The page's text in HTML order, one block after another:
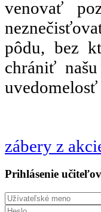
venovať
pôdu, bez
chrániť
uvedomelosť
zábery z
Prihlásenie učiteľov